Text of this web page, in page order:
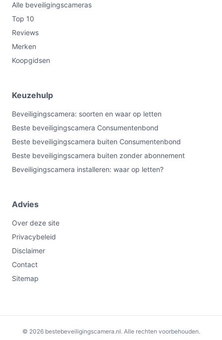
€649,00 Bekijk op bol.com Bekijk op Coolblue
Alle beveiligingscameras
Top 10
Reviews
Merken
Koopgidsen
Keuzehulp
Beveiligingscamera: soorten en waar op letten
Beste beveiligingscamera Consumentenbond
Beste beveiligingscamera buiten Consumentenbond
Beste beveiligingscamera buiten zonder abonnement
Beveiligingscamera installeren: waar op letten?
Advies
Over deze site
Privacybeleid
Disclaimer
Contact
Sitemap
© 2026 bestebeveiligingscamera.nl. Alle rechten voorbehouden.